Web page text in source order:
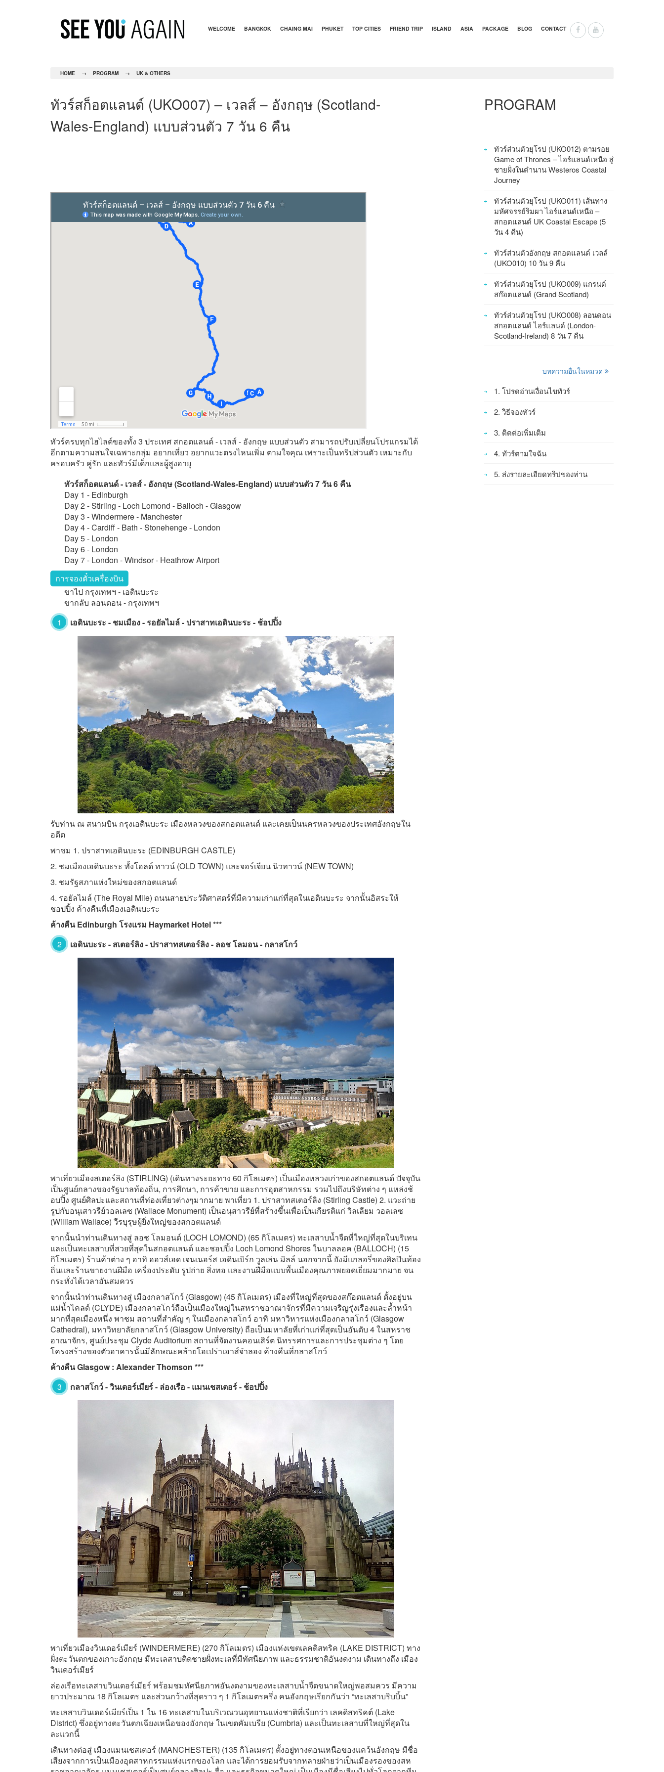
WELCOME BANGKOK CHAING MAI PHUKET TOP CITIES FRIEND TRIP ISLAND ASIA PACKAGE BLOG CONTACT
HOME → PROGRAM → UK & OTHERS
ทัวร์สก็อตแลนด์ (UKO007) – เวลส์ – อังกฤษ (Scotland-
Wales-England) แบบส่วนตัว 7 วัน 6 คืน
ทัวร์ครบทุกไฮไลต์ของทั้ง 3 ประเทศ สกอตแลนด์ - เวลส์ - อังกฤษ แบบส่วนตัว สามารถปรับเปลี่ยนโปรแกรมได้
อีกตามความสนใจเฉพาะกลุ่ม อยากเที่ยว อยากแวะตรงไหนเพิ่ม ตามใจคุณ เพราะเป็นทริปส่วนตัว เหมาะกับ
ครอบครัว คู่รัก และทัวร์มีเด็กและผู้สูงอายุ
ทัวร์สก็อตแลนด์ - เวลส์ - อังกฤษ (Scotland-Wales-England) แบบส่วนตัว 7 วัน 6 คืน
Day 1 - Edinburgh
Day 2 - Stirling - Loch Lomond - Balloch - Glasgow
Day 3 - Windermere - Manchester
Day 4 - Cardiff - Bath - Stonehenge - London
Day 5 - London
Day 6 - London
Day 7 - London - Windsor - Heathrow Airport
การจองตั๋วเครื่องบิน
ขาไป กรุงเทพฯ - เอดินบะระ
ขากลับ ลอนดอน - กรุงเทพฯ
1
เอดินบะระ - ชมเมือง - รอยัลไมล์ - ปราสาทเอดินบะระ - ช้อปปิ้ง
รับท่าน ณ สนามบิน กรุงเอดินบะระ เมืองหลวงของสกอตแลนด์ และเคยเป็นนครหลวงของประเทศอังกฤษใน
อดีต
พาชม 1. ปราสาทเอดินบะระ (EDINBURGH CASTLE)
2. ชมเมืองเอดินบะระ ทั้งโอลด์ ทาวน์ (OLD TOWN) และจอร์เจียน นิวทาวน์ (NEW TOWN)
3. ชมรัฐสภาแห่งใหม่ของสกอตแลนด์
4. รอยัลไมล์ (The Royal Mile) ถนนสายประวัติศาสตร์ที่มีความเก่าแก่ที่สุดในเอดินบะระ จากนั้นอิสระให้
ชอปปิ้ง ค้างคืนที่เมืองเอดินบะระ
ค้างคืน Edinburgh โรงแรม Haymarket Hotel ***
2
เอดินบะระ - สเตอร์ลิง - ปราสาทสเตอร์ลิง - ลอช โลมอน - กลาสโกว์
พาเที่ยวเมืองสเตอร์ลิง (STIRLING) (เดินทางระยะทาง 60 กิโลเมตร) เป็นเมืองหลวงเก่าของสกอตแลนด์ ปัจจุบัน
เป็นศูนย์กลางของรัฐบาลท้องถิ่น, การศึกษา, การค้าขาย และการอุตสาหกรรม รวมไปถึงบริษัทต่าง ๆ แหล่งช้
อบปิ้ง ศูนย์ศิลปะและสถานที่ท่องเที่ยวต่างๆมากมาย พาเที่ยว 1. ปราสาทสเตอร์ลิง (Stirling Castle) 2. แวะถ่าย
รูปกับอนุเสาวรีย์วอลเลซ (Wallace Monument) เป็นอนุสาวรีย์ที่สร้างขึ้นเพื่อเป็นเกียรติแก่ วิลเลียม วอลเลซ
(William Wallace) วีรบุรุษผู้ยิ่งใหญ่ของสกอตแลนด์
จากนั้นนำท่านเดินทางสู่ ลอช โลมอนด์ (LOCH LOMOND) (65 กิโลเมตร) ทะเลสาบน้ำจืดที่ใหญ่ที่สุดในบริเทน
และเป็นทะเลสาบที่สวยที่สุดในสกอตแลนด์ และชอปปิ้ง Loch Lomond Shores ในบาลลอค (BALLOCH) (15
กิโลเมตร) ร้านค้าต่าง ๆ อาทิ ฮอวส์เฮด เจนเนอร์ส เอดินเบิร์ก วูลเล่น มิลล์ นอกจากนี้ ยังมีแกลอรี่ของศิลปินท้อง
ถิ่นและร้านขายงานฝีมือ เครื่องประดับ รูปถ่าย สิ่งทอ และงานฝีมือแบบพื้นเมืองคุณภาพยอดเยี่ยมมากมาย จน
กระทั่งได้เวลาอันสมควร
จากนั้นนำท่านเดินทางสู่ เมืองกลาสโกว์ (Glasgow) (45 กิโลเมตร) เมืองที่ใหญ่ที่สุดของสก๊อตแลนด์ ตั้งอยู่บน
แม่น้ำไคลด์ (CLYDE) เมืองกลาสโกว์ถือเป็นเมืองใหญ่ในสหราชอาณาจักรที่มีความเจริญรุ่งเรืองและล้ำหน้า
มากที่สุดเมืองหนึ่ง พาชม สถานที่สําคัญ ๆ ในเมืองกลาสโกว์ อาทิ มหาวิหารแห่งเมืองกลาสโกว์ (Glasgow
Cathedral), มหาวิทยาลัยกลาสโกว์ (Glasgow University) ถือเป็นมหาลัยที่เก่าแก่ที่สุดเป็นอันดับ 4 ในสหราช
อาณาจักร, ศูนย์ประชุม Clyde Auditorium สถานที่จัดงานคอนเสิร์ต นิทรรศการและการประชุมต่าง ๆ โดย
โครงสร้างของตัวอาคารนั้นมีลักษณะคล้ายโอเปร่าเฮาส์จำลอง ค้างคืนที่กลาสโกว์
ค้างคืน Glasgow : Alexander Thomson ***
3
กลาสโกว์ - วินเดอร์เมียร์ - ล่องเรือ - แมนเชสเตอร์ - ช้อปปิ้ง
พาเที่ยวเมืองวินเดอร์เมียร์ (WINDERMERE) (270 กิโลเมตร) เมืองแห่งเขตเลคดิสทริค (LAKE DISTRICT) ทาง
ฝั่งตะวันตกของเกาะอังกฤษ มีทะเลสาบติดชายฝั่งทะเลที่มีทัศนียภาพ และธรรมชาติอันงดงาม เดินทางถึง เมือง
วินเดอร์เมียร์
ล่องเรือทะเลสาบวินเดอร์เมียร์ พร้อมชมทัศนียภาพอันงดงามของทะเลสาบน้ำจืดขนาดใหญ่พอสมควร มีความ
ยาวประมาณ 18 กิโลเมตร และส่วนกว้างที่สุดราว ๆ 1 กิโลเมตรครึ่ง คนอังกฤษเรียกกันว่า “ทะเลสาบริบบิ้น”
ทะเลสาบวินเดอร์เมียร์เป็น 1 ใน 16 ทะเลสาบในบริเวณวนอุทยานแห่งชาติที่เรียกว่า เลคดิสทริคต์ (Lake
District) ซึ่งอยู่ทางตะวันตกเฉียงเหนือของอังกฤษ ในเขตคัมเบรีย (Cumbria) และเป็นทะเลสาบที่ใหญ่ที่สุดใน
ละแวกนี้
เดินทางต่อสู่ เมืองแมนเชสเตอร์ (MANCHESTER) (135 กิโลเมตร) ตั้งอยู่ทางตอนเหนือของแคว้นอังกฤษ มีชื่อ
เสียงจากการเป็นเมืองอุตสาหกรรมแห่งแรกของโลก และได้การยอมรับจากหลายฝ่ายว่าเป็นเมืองรองของสห
PROGRAM
ทัวร์ส่วนตัวยุโรป (UKO012) ตามรอย
Game of Thrones – ไอร์แลนด์เหนือ สู่
ชายฝั่งในตำนาน Westeros Coastal
Journey
ทัวร์ส่วนตัวยุโรป (UKO011) เส้นทาง
มหัศจรรย์ริมผา ไอร์แลนด์เหนือ –
สกอตแลนด์ UK Coastal Escape (5
วัน 4 คืน)
ทัวร์ส่วนตัวอังกฤษ สกอตแลนด์ เวลล์
(UKO010) 10 วัน 9 คืน
ทัวร์ส่วนตัวยุโรป (UKO009) แกรนด์
สก๊อตแลนด์ (Grand Scotland)
ทัวร์ส่วนตัวยุโรป (UKO008) ลอนดอน
สกอตแลนด์ ไอร์แลนด์ (London-
Scotland-Ireland) 8 วัน 7 คืน
บทความอื่นในหมวด
1. โปรดอ่านเงื่อนไขทัวร์
2. วิธีจองทัวร์
3. ติดต่อเพิ่มเติม
4. ทัวร์ตามใจฉัน
5. ส่งรายละเอียดทริปของท่าน